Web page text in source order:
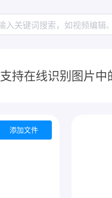
支持在线识别图片
添加文件